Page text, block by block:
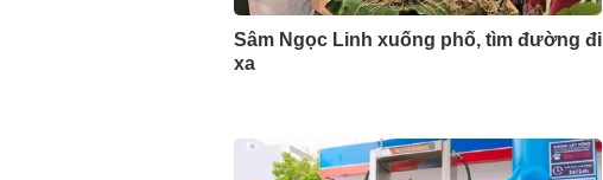
Sâm Ngọc Linh xuống phố, tìm đường đi
xa